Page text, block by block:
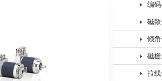
编码
磁
倾
磁
拉